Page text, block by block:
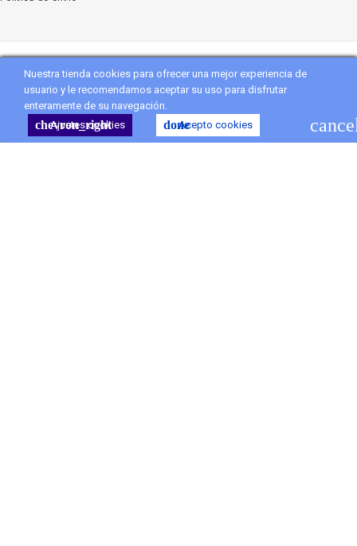
Nuestra tienda cookies para ofrecer una mejor experiencia de
usuario y le recomendamos aceptar su uso para disfrutar
enteramente de su navegación.
chevron_right
Ajustes cookies doneAcepto cookies
CopyrightVanityflor.es. All Rights Reserved